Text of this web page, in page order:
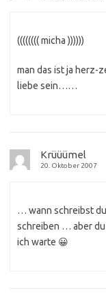
(((((((( micha ))))))
man das ist ja herz-
liebe sein……
Krüüümel
20. Oktober 2007
… wann schreibst
schreiben … aber
ich warte 😀